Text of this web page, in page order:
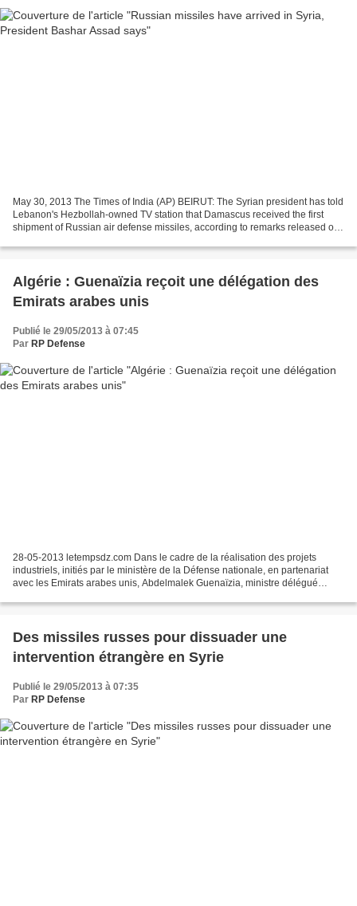
May 30, 2013 The Times of India (AP) BEIRUT: The Syrian president has told
Lebanon's Hezbollah-owned TV station that Damascus received the first
shipment of Russian air defense missiles, according to remarks released on
Algérie : Guenaïzia reçoit une délégation des
Emirats arabes unis
Publié le 29/05/2013 à 07:45
Par RP Defense
28-05-2013 letempsdz.com Dans le cadre de la réalisation des projets
industriels, initiés par le ministère de la Défense nationale, en partenariat
avec les Emirats arabes unis, Abdelmalek Guenaïzia, ministre délégué
Des missiles russes pour dissuader une
intervention étrangère en Syrie
Publié le 29/05/2013 à 07:35
Par RP Defense